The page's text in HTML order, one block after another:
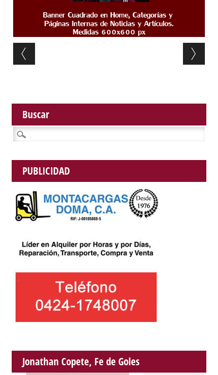
Post navigation
Buscar
Buscar:
PUBLICIDAD
Jonathan Copete, Fe de Goles